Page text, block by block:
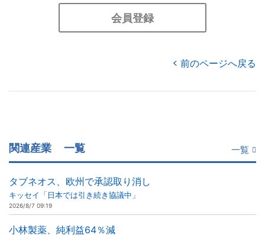
会員登録
前のページへ戻る
関連産業 一覧 一覧
タブネオス、欧州で承認取り消し
キッセイ「日本では引き続き協議中」
2026/8/7 09:19
小林製薬、純利益64％減